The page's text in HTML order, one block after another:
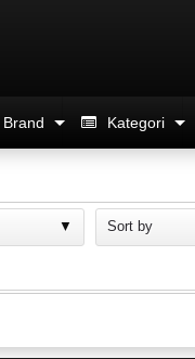
Brand Kategori
Sort by